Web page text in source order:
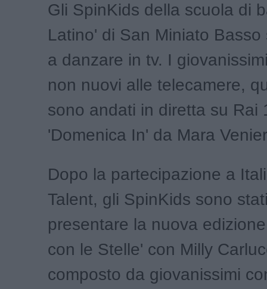
Gli SpinKids della scuola di
Latino' di San Miniato
a danzare in tv. I
non nuovi alle telecamere,
sono andati in diretta su Rai
'Domenica In' da Mara
Dopo la partecipazione a
Talent, gli SpinKids sono
presentare la nuova
con le Stelle' con Milly
composto da giovanissimi